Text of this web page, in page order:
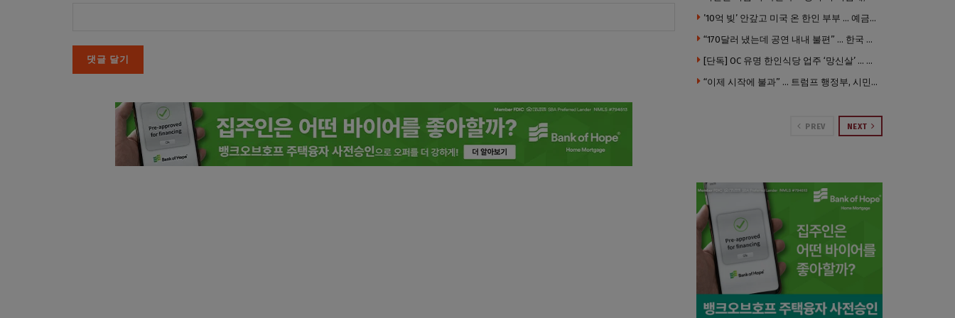
’10억 빚’ 안갚고 미국 온 한인 부부 … 예금보험공사, 미국서 소송
“170달러 냈는데 공연 내내 불편” … 한국 코미디언 LA공연, 음향 불량에 외모 비하 개그 논란
[단독] OC 유명 한인식당 업주 ‘망신살’ … 육류대금 안 갚자 식당서 공개추심
“이제 시작에 불과” … 트럼프 행정부, 시민권 박탈 본격화
PREV NEXT